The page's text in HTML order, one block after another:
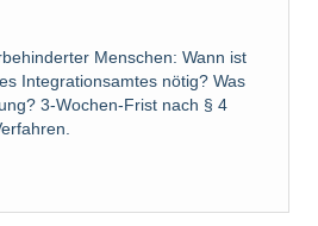
Menschen: Wann ist
Integrationsamtes nötig? Was
3-Wochen-Frist nach § 4